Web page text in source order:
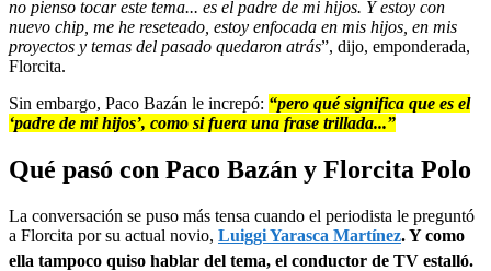
no pienso tocar este tema... es el padre de mi hijos. Y estoy con
nuevo chip, me he reseteado, estoy enfocada en mis hijos, en mis
proyectos y temas del pasado quedaron atrás”, dijo, emponderada,
Florcita.
Sin embargo, Paco Bazán le increpó: “pero qué significa que es el
‘padre de mi hijos’, como si fuera una frase trillada...”
Qué pasó con Paco Bazán y Florcita Polo
La conversación se puso más tensa cuando el periodista le preguntó
a Florcita por su actual novio, Luiggi Yarasca Martínez. Y como
ella tampoco quiso hablar del tema, el conductor de TV estalló.